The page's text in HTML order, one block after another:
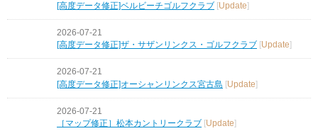
[高度データ修正]ベルビーチゴルフクラブ [Update]
2026-07-21
[高度データ修正]ザ・サザンリンクス・ゴルフクラブ
Update
2026-07-21
[高度データ修正]オーシャンリンクス宮古島 [Update]
2026-07-21
［マップ修正］松本カントリークラブ
Update